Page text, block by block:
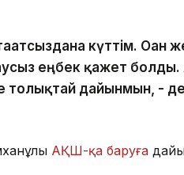
күттім. Оған
еңбек қажет болды.
толықтай дайынмын, -
АҚШ-қа баруға